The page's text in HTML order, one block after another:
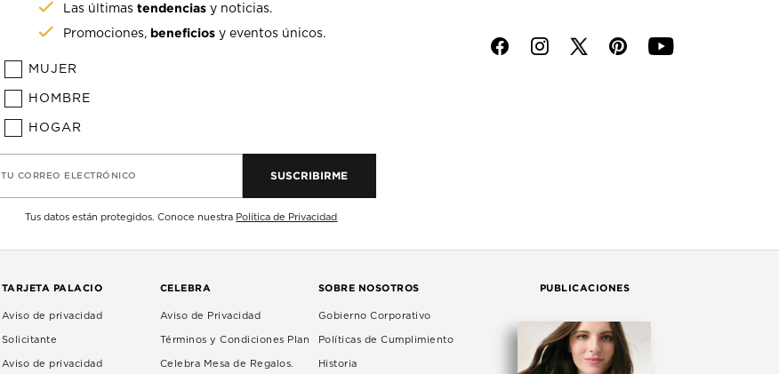
Las últimastendencias y noticias.
Promociones, beneficios y eventos únicos.
MUJER
HOMBRE
HOGAR
TU CORREO ELECTRÓNICO SUSCRIBIRME
Tus datos están protegidos. Conoce nuestra Política de Privacidad
f i p y
TARJETA PALACIO
Aviso de privacidad
Solicitante
Aviso de privacidad
CELEBRA
Aviso de Privacidad
Términos y Condiciones Plan
Celebra Mesa de Regalos.
SOBRE NOSOTROS
Gobierno Corporativo
Políticas de Cumplimiento
Historia
PUBLICACIONES